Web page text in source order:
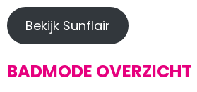
Bekijk Sunflair
BADMODE OVERZICHT